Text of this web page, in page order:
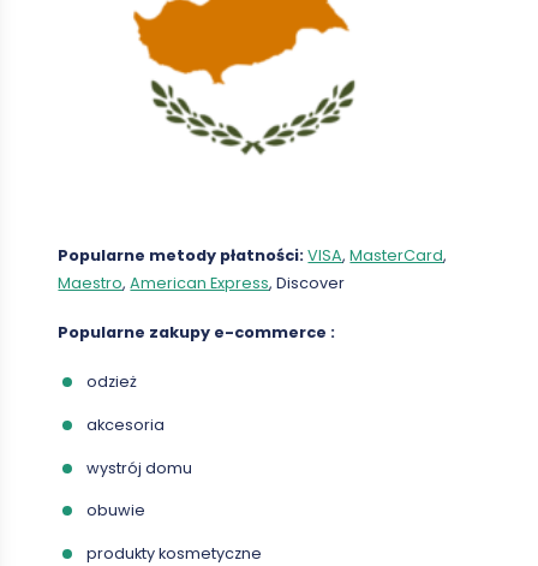
Popularne metody płatności: VISA,MasterCard,
Maestro,American Express, Discover
Popularne zakupy e-commerce :
odzież
akcesoria
wystrój domu
obuwie
produkty kosmetyczne